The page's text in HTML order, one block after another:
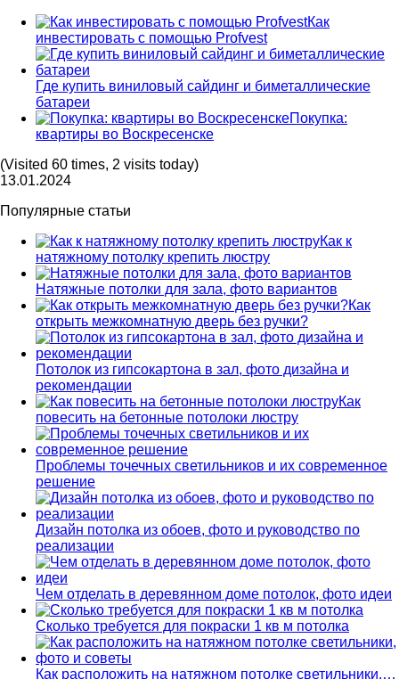
Как
инвестировать с помощью Profvest
Где купить виниловый сайдинг и биметаллические
батареи
Покупка:
квартиры во Воскресенске
(Visited 60 times, 2 visits today)
13.01.2024
Популярные статьи
Как к
натяжному потолку крепить люстру
Натяжные потолки для зала, фото вариантов
Как
открыть межкомнатную дверь без ручки?
Потолок из гипсокартона в зал, фото дизайна и
рекомендации
Как
повесить на бетонные потолоки люстру
Проблемы точечных светильников и их современное
решение
Дизайн потолка из обоев, фото и руководство по
реализации
Чем отделать в деревянном доме потолок, фото идеи
Сколько требуется для покраски 1 кв м потолка
Как расположить на натяжном потолке светильники,…